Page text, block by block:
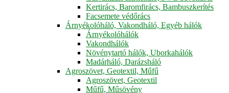
Kertirács, Baromfirács, Bambuszkerítés
Facsemete védőrács
Árnyékolóháló, Vakondháló, Egyéb hálók
Árnyékolóhálók
Vakondhálók
Növénytartó hálók, Uborkahálók
Madárháló, Darázsháló
Agroszövet, Geotextil, Műfű
Agroszövet, Geotextil
Műfű, Műsövény